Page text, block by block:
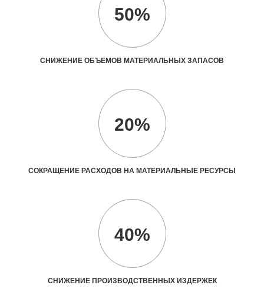
50%
СНИЖЕНИЕ ОБЪЕМОВ МАТЕРИАЛЬНЫХ ЗАПАСОВ
20%
СОКРАЩЕНИЕ РАСХОДОВ НА МАТЕРИАЛЬНЫЕ РЕСУРСЫ
40%
СНИЖЕНИЕ ПРОИЗВОДСТВЕННЫХ ИЗДЕРЖЕК